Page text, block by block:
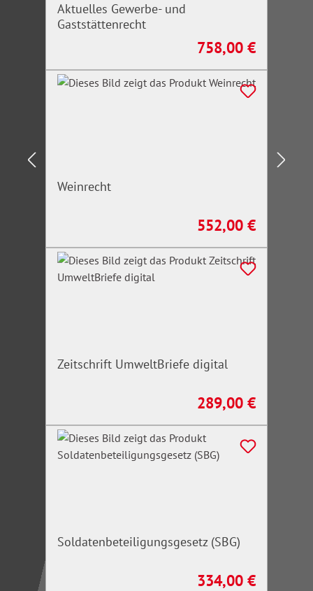
Aktuelles Gewerbe- und
Gaststättenrecht
Regulärer Preis:
758,00 €
Weinrecht
Regulärer Preis:
552,00 €
Zeitschrift UmweltBriefe digital
Regulärer Preis:
289,00 €
Soldatenbeteiligungsgesetz (SBG)
Regulärer Preis:
334,00 €